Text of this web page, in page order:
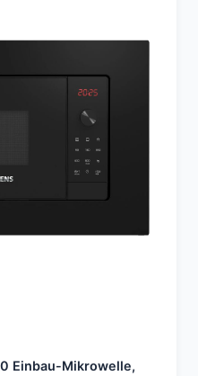
Einbau-Mikrowelle,